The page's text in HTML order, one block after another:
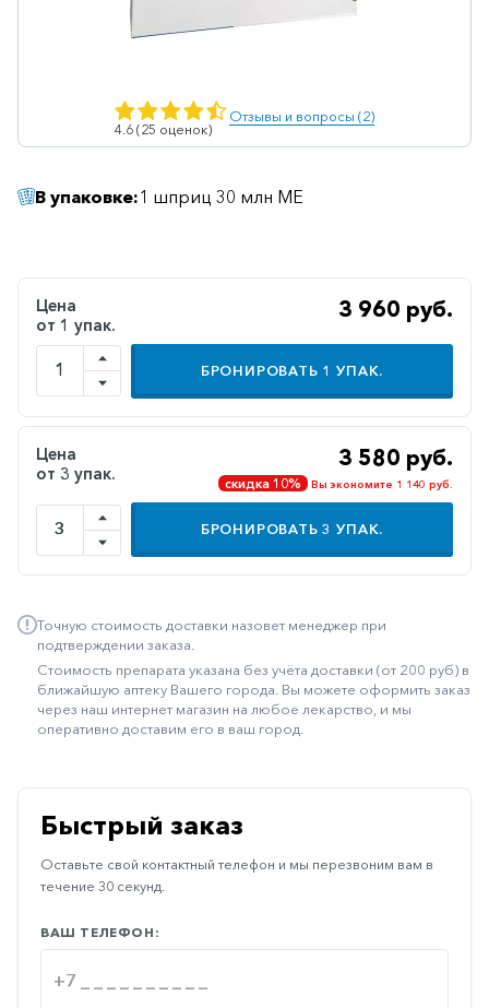
Гематологические
Гепатопротекторы
Гинекология
Диабетические
Желудочно-
кишечные
Иммунодепрессанты
Климактерические
Метаболизм
Минеральный
обмен
Наружные
средства
Неврологические
Остеопороз
Противоаллергические
Противовирусные
Противогрибковые
Противоопухолевые
4.6 (25 оценок)
Отзывы и вопросы (2)
В упаковке:1 шприц 30 млн МЕ
Цена
от 1 упак.
3 960 руб.
БРОНИРОВАТЬ 1 УПАК.
Цена
от 3 упак.
3 580 руб.
скидка 10% Вы экономите 1 140 руб.
БРОНИРОВАТЬ3 УПАК.
Точную стоимость доставки назовет менеджер при
подтверждении заказа.
Стоимость препарата указана без учёта доставки (от 200 руб) в
ближайшую аптеку Вашего города. Вы можете оформить заказ
через наш интернет магазин на любое лекарство, и мы
оперативно доставим его в ваш город.
Быстрый заказ
Оставьте свой контактный телефон и мы перезвоним вам в
течение 30 секунд.
ВАШ ТЕЛЕФОН: